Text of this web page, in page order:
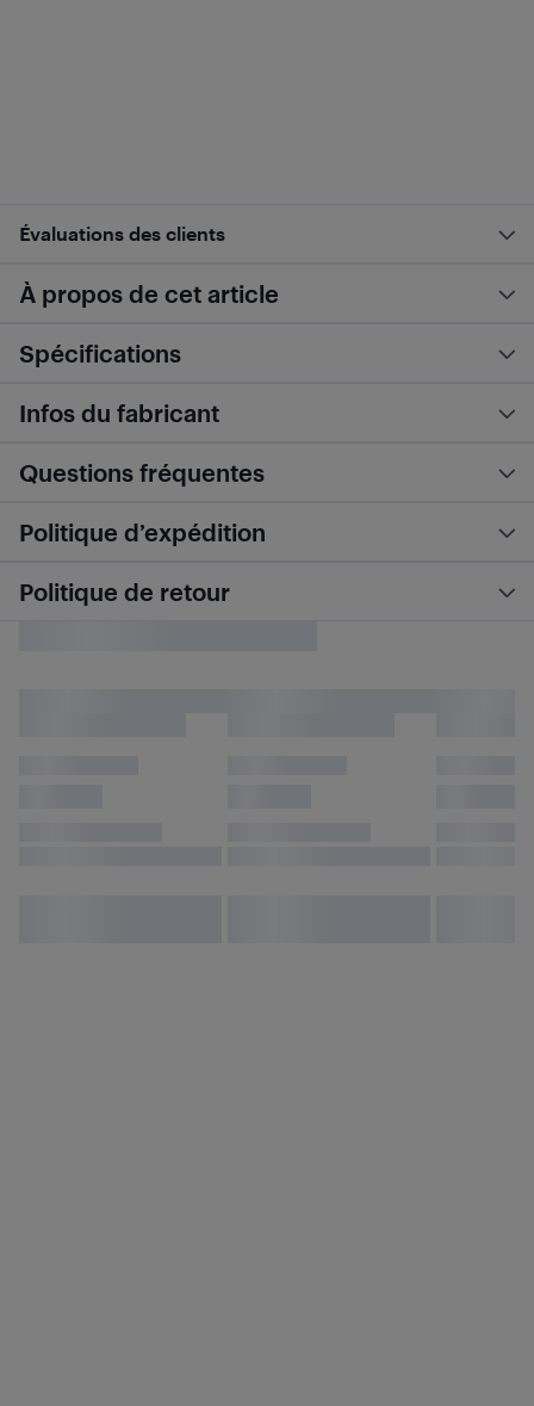
Évaluations des clients
À propos de cet article
Spécifications
Infos du fabricant
Questions fréquentes
Politique d’expédition
Politique de retour